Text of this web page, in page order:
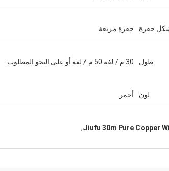
حفرة حفرة مربعة
طول 30 م / لفة 50 م / لفة أو على النحو المطلوب
لون أحمر
Jiufu 30m Pure Copper
,